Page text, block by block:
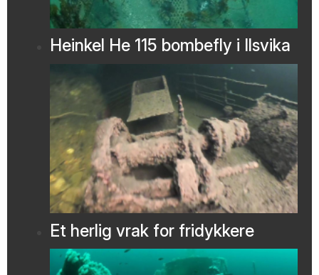
Heinkel He 115 bombefly i Ilsvika
Et herlig vrak for fridykkere